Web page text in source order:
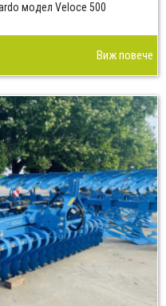
модел Veloce 500
Виж повече